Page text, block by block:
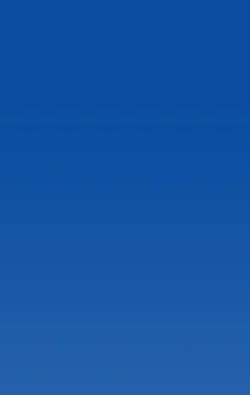
y flexibilidad en los
Valls (ES)